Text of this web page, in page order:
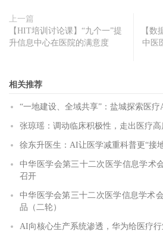
上一篇
【HIT培训讨论课】“九个一”提
升信息中心在医院的满意度
【数
中医
相关推荐
“一地建设、全域共享”：盐城探索医
张琼瑶：调动临床积极性，走出医疗
徐东升医生：AI让医学减重科普更“接
中华医学会第三十二次医学信息学术
召开
中华医学会第三十二次医学信息学术
品（二轮）
AI向核心生产系统渗透，华为给医疗